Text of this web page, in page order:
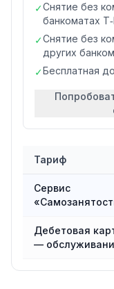
✓Снятие без
банкоматах
✓Снятие без
других
✓Бесплатная
Тариф
Сервис
Дебетовая
—